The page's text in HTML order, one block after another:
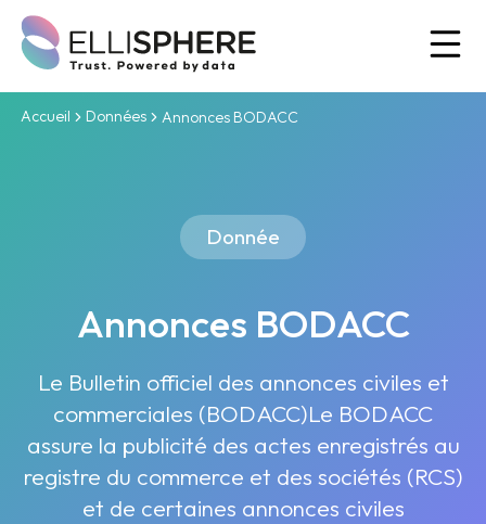
Accueil Données Annonces BODACC
Donnée
Annonces BODACC
Le Bulletin officiel des annonces civiles et
commerciales (BODACC)Le BODACC
assure la publicité des actes enregistrés au
registre du commerce et des sociétés (RCS)
et de certaines annonces civiles